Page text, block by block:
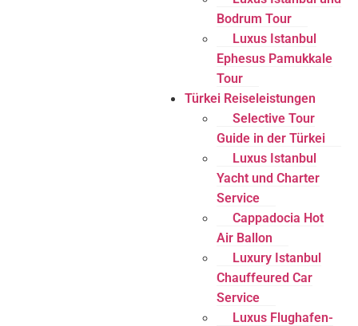
Bodrum Tour
Luxus Istanbul
Ephesus Pamukkale
Tour
Türkei Reiseleistungen
Selective Tour
Guide in der Türkei
Luxus Istanbul
Yacht und Charter
Service
Cappadocia Hot
Air Ballon
Luxury Istanbul
Chauffeured Car
Service
Luxus Flughafen-